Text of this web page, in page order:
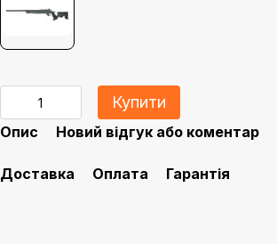
Купити
Опис Новий відгук або коментар
Доставка Оплата Гарантія